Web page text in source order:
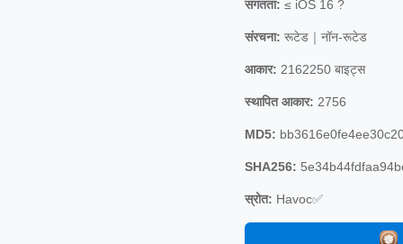
संगतता: ≤ iOS 16 ?
संरचना: रूटेड｜नॉन-रूटेड
आकार: 2162250 बाइट्स
स्थापित आकार: 2756
MD5:
SHA256:
स्रोत: Havoc✅